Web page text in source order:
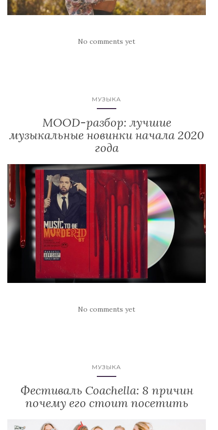
No comments yet
МУЗЫКА
MOOD-разбор: лучшие
музыкальные новинки начала 2020
года
No comments yet
МУЗЫКА
Фестиваль Coachella: 8 причин
почему его стоит посетить